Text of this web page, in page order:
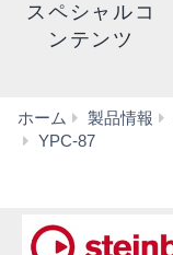
スペシャルコ
ンテンツ
ホーム 製品情報
YPC-87